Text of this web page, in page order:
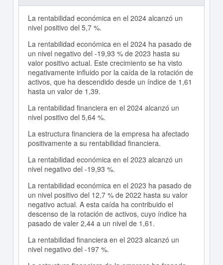
La rentabilidad económica en el 2024 alcanzó un
nivel positivo del 5,7 %.
La rentabilidad económica en el 2024 ha pasado de
un nivel negativo del -19,93 % de 2023 hasta su
valor positivo actual. Este crecimiento se ha visto
negativamente influido por la caída de la rotación de
activos, que ha descendido desde un índice de 1,61
hasta un valor de 1,39.
La rentabilidad financiera en el 2024 alcanzó un
nivel positivo del 5,64 %.
La estructura financiera de la empresa ha afectado
positivamente a su rentabilidad financiera.
La rentabilidad económica en el 2023 alcanzó un
nivel negativo del -19,93 %.
La rentabilidad económica en el 2023 ha pasado de
un nivel positivo del 12,7 % de 2022 hasta su valor
negativo actual. A esta caída ha contribuido el
descenso de la rotación de activos, cuyo índice ha
pasado de valer 2,44 a un nivel de 1,61.
La rentabilidad financiera en el 2023 alcanzó un
nivel negativo del -197 %.